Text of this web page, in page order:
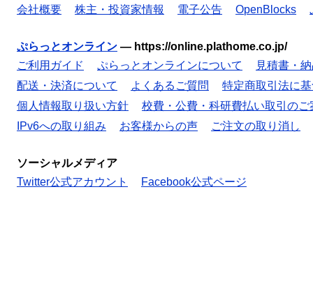
会社概要
株主・投資家情報 電子公告 OpenBlocks
ぷらっとオンライン — https://online.plathome.co.jp/
ご利用ガイド
ぷらっとオンラインについて
見積書・
配送・決済について
よくあるご質問
特定商取引法に
個人情報取り扱い方針
校費・公費・科研費払い取引のご
IPv6への取り組み
お客様からの声 ご注文の取り消し
ソーシャルメディア
Twitter公式アカウント
Facebook公式ページ